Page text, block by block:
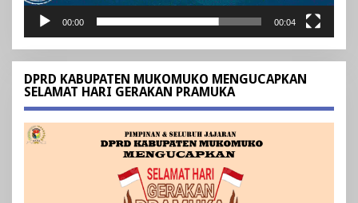
00:00 00:04
DPRD KABUPATEN MUKOMUKO MENGUCAPKAN
SELAMAT HARI GERAKAN PRAMUKA